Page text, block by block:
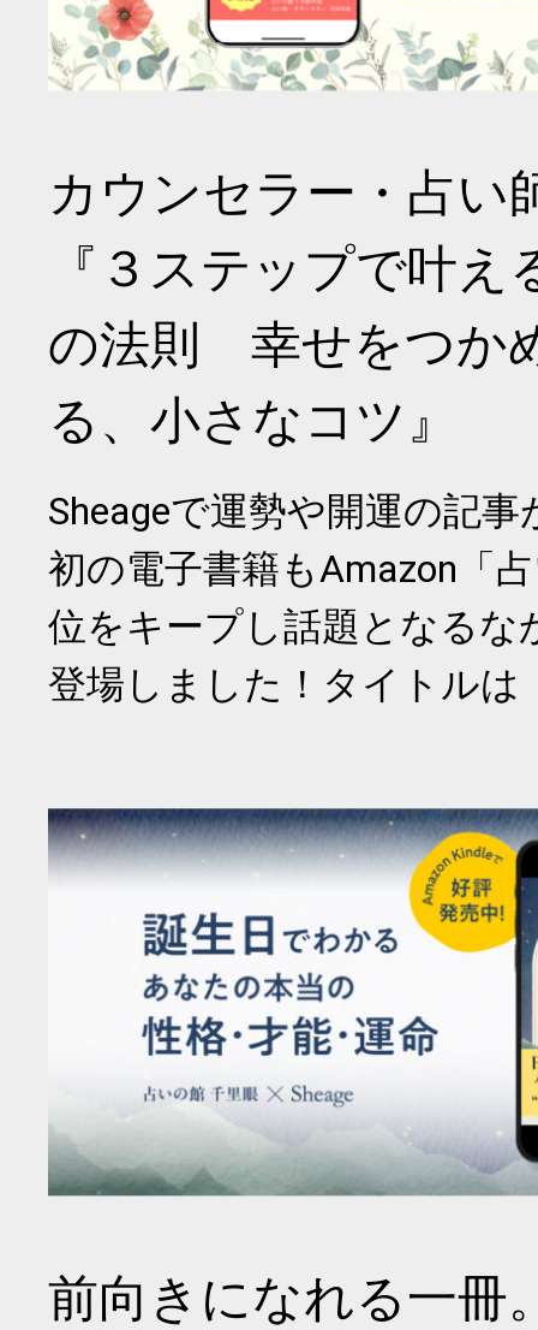
カウンセラー・占い
『３ステップで叶
の法則 幸せをつか
る、小さなコツ』
Sheageで運勢や開運の記
初の電子書籍もAmazon「
位をキープし話題となるな
登場しました！タイトルは
前向きになれる一冊